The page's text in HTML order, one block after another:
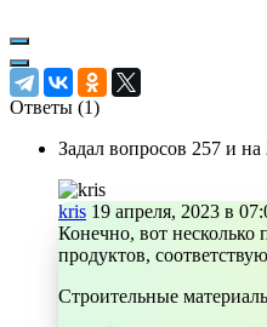
Ответы (1)
Задал вопросов 257 и на
kris 19 апреля, 2023 в
Конечно, вот несколько
продуктов,
Строительные